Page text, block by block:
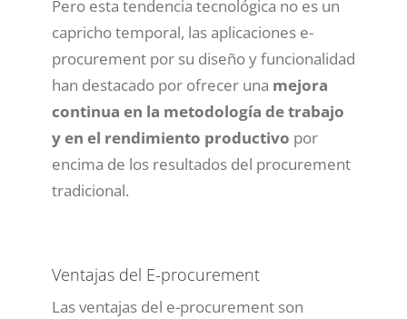
Pero esta tendencia tecnológica no es un
capricho temporal, las aplicaciones e-
procurement por su diseño y funcionalidad
han destacado por ofrecer una mejora
continua en la metodología de trabajo
y en el rendimiento productivo por
encima de los resultados del procurement
tradicional.
Ventajas del E-procurement
Las ventajas del e-procurement son